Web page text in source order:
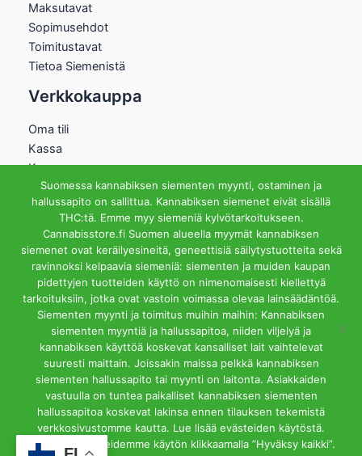
Maksutavat
Sopimusehdot
Toimitustavat
Tietoa Siemenistä
Verkkokauppa
Oma tili
Kassa
Kauppa
Ostoskori
Helsingin Myymälä
Aukioloajat
Ma-Pe 12-18 La 12-15
Riihipellonkuja 3, 00390
Helsinki
info@cannabisstore.fi
Cannabisstore.fi | Kannabiksen Siemeniä Verkkokaupasta ja
Kivijalkamyymälästä. Helsinki
Suomessa kannabiksen siementen myynti, ostaminen ja
hallussapito on sallittua. Kannabiksen siemenet eivät sisällä
THC:tä. Emme myy siemeniä kylvötarkoitukseen.
Cannabisstore.fi Suomen alueella myymät kannabiksen
siemenet ovat keräilyesineitä, geneettisiä säilytystuotteita sekä
ravinnoksi kelpaavia siemeniä: siementen ja muiden kaupan
pidettyjen tuotteiden käyttö on nimenomaisesti kiellettyä
tarkoituksiin, jotka ovat vastoin voimassa olevaa lainsäädäntöä.
Siementen myynti ja toimitus muihin maihin: Kannabiksen
siementen myyntiä ja hallussapitoa, niiden viljelyä ja
kannabiksen käyttöä koskevat kansalliset lait vaihtelevat
suuresti maittain. Joissakin maissa pelkkä kannabiksen
siementen hallussapito tai myynti on laitonta. Asiakkaiden
vastuulla on tuntea paikalliset kannabiksen siementen
hallussapitoa koskevat lakinsa ennen tilauksen tekemistä
verkkosivustomme kautta. Lue lisää evästeiden käytöstä.
Hyväksyt evästeidemme käytön klikkaamalla ”Hyväksy kaikki”.